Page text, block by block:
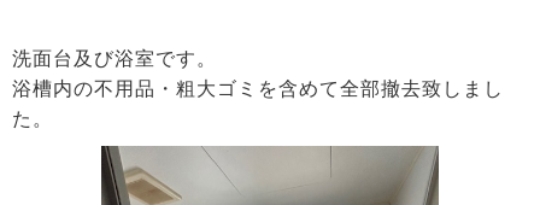
洗面台及び浴室です。
浴槽内の不用品・粗大ゴミを含めて全部撤去致しまし
た。